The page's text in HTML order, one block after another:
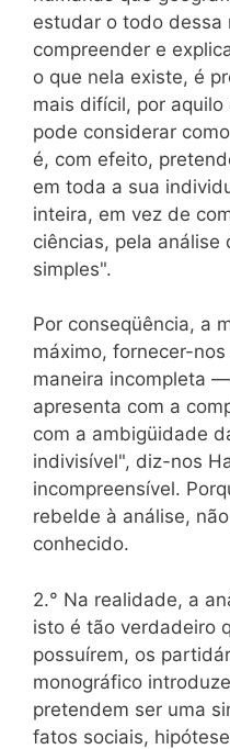
estudar o todo dessa
compreender e
o que nela existe, é
mais difícil, por
pode considerar
é, com efeito,
em toda a sua
inteira, em vez de
ciências, pela análise
simples".
Por conseqüência, a
máximo, fornecer-
maneira incompleta
apresenta com a
com a ambigüidade
indivisível", diz-nos
incompreensível.
rebelde à análise,
conhecido.
2.° Na realidade, a
isto é tão verdadeiro
possuírem, os
monográfico
pretendem ser uma
fatos sociais,